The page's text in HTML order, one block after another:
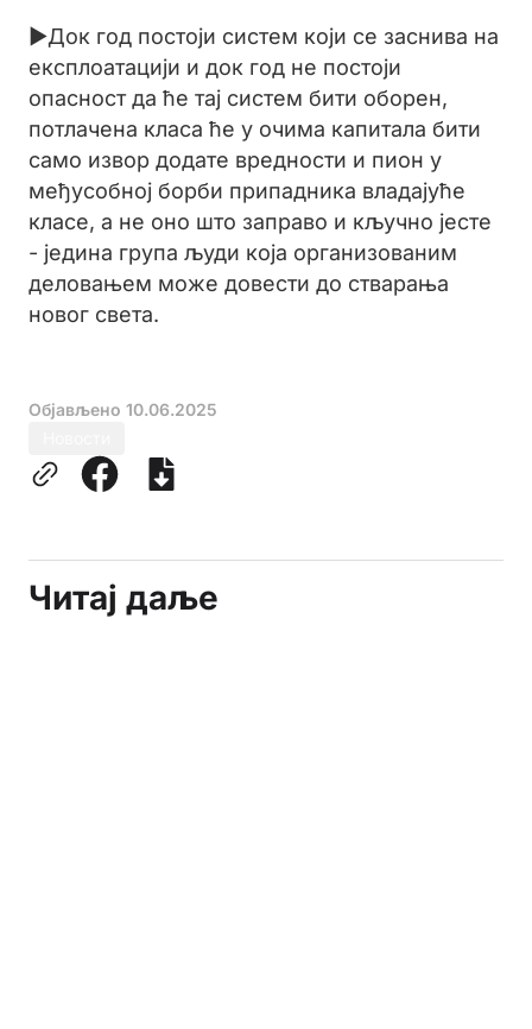
►Док год постоји систем који се заснива на
експлоатацији и док год не постоји
опасност да ће тај систем бити оборен,
потлачена класа ће у очима капитала бити
само извор додате вредности и пион у
међусобној борби припадника владајуће
класе, а не оно што заправо и кључно јесте
- једина група људи која организованим
деловањем може довести до стварања
новог света.
Објављено 10.06.2025
Читај даље